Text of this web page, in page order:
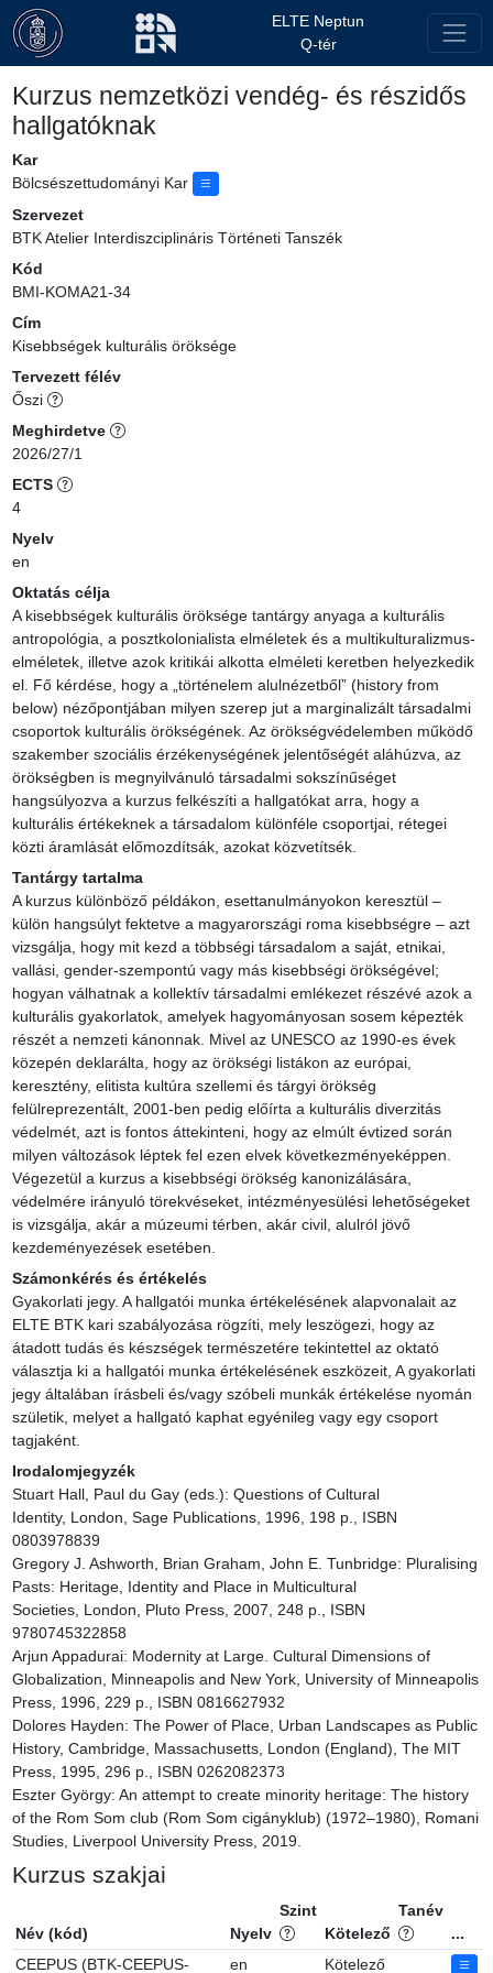
ELTE Neptun
Q-tér
Kurzus nemzetközi vendég- és részidős
hallgatóknak
Kar
Bölcsészettudományi Kar
Szervezet
BTK Atelier Interdiszciplináris Történeti Tanszék
Kód
BMI-KOMA21-34
Cím
Kisebbségek kulturális öröksége
Tervezett félév
Őszi
Meghirdetve
2026/27/1
ECTS
4
Nyelv
en
Oktatás célja
A kisebbségek kulturális öröksége tantárgy anyaga a kulturális
antropológia, a posztkolonialista elméletek és a multikulturalizmus-
elméletek, illetve azok kritikái alkotta elméleti keretben helyezkedik
el. Fő kérdése, hogy a „történelem alulnézetből” (history from
below) nézőpontjában milyen szerep jut a marginalizált társadalmi
csoportok kulturális örökségének. Az örökségvédelemben működő
szakember szociális érzékenységének jelentőségét aláhúzva, az
örökségben is megnyilvánuló társadalmi sokszínűséget
hangsúlyozva a kurzus felkészíti a hallgatókat arra, hogy a
kulturális értékeknek a társadalom különféle csoportjai, rétegei
közti áramlását előmozdítsák, azokat közvetítsék.
Tantárgy tartalma
A kurzus különböző példákon, esettanulmányokon keresztül –
külön hangsúlyt fektetve a magyarországi roma kisebbségre – azt
vizsgálja, hogy mit kezd a többségi társadalom a saját, etnikai,
vallási, gender-szempontú vagy más kisebbségi örökségével;
hogyan válhatnak a kollektív társadalmi emlékezet részévé azok a
kulturális gyakorlatok, amelyek hagyományosan sosem képezték
részét a nemzeti kánonnak. Mivel az UNESCO az 1990-es évek
közepén deklarálta, hogy az örökségi listákon az európai,
keresztény, elitista kultúra szellemi és tárgyi örökség
felülreprezentált, 2001-ben pedig előírta a kulturális diverzitás
védelmét, azt is fontos áttekinteni, hogy az elmúlt évtized során
milyen változások léptek fel ezen elvek következményeképpen.
Végezetül a kurzus a kisebbségi örökség kanonizálására,
védelmére irányuló törekvéseket, intézményesülési lehetőségeket
is vizsgálja, akár a múzeumi térben, akár civil, alulról jövő
kezdeményezések esetében.
Számonkérés és értékelés
Gyakorlati jegy. A hallgatói munka értékelésének alapvonalait az
ELTE BTK kari szabályozása rögzíti, mely leszögezi, hogy az
átadott tudás és készségek természetére tekintettel az oktató
választja ki a hallgatói munka értékelésének eszközeit, A gyakorlati
jegy általában írásbeli és/vagy szóbeli munkák értékelése nyomán
születik, melyet a hallgató kaphat egyénileg vagy egy csoport
tagjaként.
Irodalomjegyzék
Stuart Hall, Paul du Gay (eds.): Questions of Cultural
Identity, London, Sage Publications, 1996, 198 p., ISBN
0803978839
Gregory J. Ashworth, Brian Graham, John E. Tunbridge: Pluralising
Pasts: Heritage, Identity and Place in Multicultural
Societies, London, Pluto Press, 2007, 248 p., ISBN
9780745322858
Arjun Appadurai: Modernity at Large. Cultural Dimensions of
Globalization, Minneapolis and New York, University of Minneapolis
Press, 1996, 229 p., ISBN 0816627932
Dolores Hayden: The Power of Place, Urban Landscapes as Public
History, Cambridge, Massachusetts, London (England), The MIT
Press, 1995, 296 p., ISBN 0262082373
Eszter György: An attempt to create minority heritage: The history
of the Rom Som club (Rom Som cigányklub) (1972–1980), Romani
Studies, Liverpool University Press, 2019.
Kurzus szakjai
Név (kód) Nyelv
Szint
Kötelező
Tanév
...
CEEPUS (BTK-CEEPUS-
en Kötelező